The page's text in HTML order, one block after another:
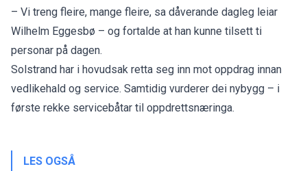
– Vi treng fleire, mange fleire, sa dåverande dagleg leiar
Wilhelm Eggesbø – og fortalde at han kunne tilsett ti
personar på dagen.
Solstrand har i hovudsak retta seg inn mot oppdrag innan
vedlikehald og service. Samtidig vurderer dei nybygg – i
første rekke servicebåtar til oppdrettsnæringa.
LES OGSÅ